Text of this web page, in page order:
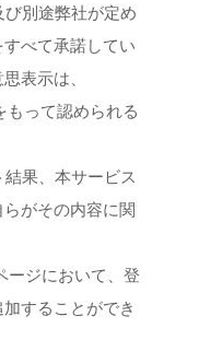
別途弊社が定め
べて承諾してい
表示は、
もって認められる
果、本サービス
がその内容に関
ージにおいて、登
することができ